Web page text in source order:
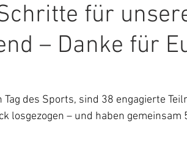
Trampolin Volleyball Vorstand
für
– Danke für
des Sports, sind 38 engagierte
losgezogen – und haben